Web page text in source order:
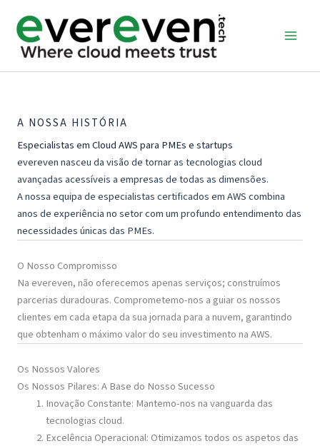
content
A NOSSA HISTÓRIA
Especialistas em Cloud AWS para PMEs e startups
evereven nasceu da visão de tornar as tecnologias cloud
avançadas acessíveis a empresas de todas as dimensões.
A nossa equipa de especialistas certificados em AWS combina
anos de experiência no setor com um profundo entendimento das
necessidades únicas das PMEs.
O Nosso Compromisso
Na evereven, não oferecemos apenas serviços; construímos
parcerias duradouras. Comprometemo-nos a guiar os nossos
clientes em cada etapa da sua jornada para a nuvem, garantindo
que obtenham o máximo valor do seu investimento na AWS.
Os Nossos Valores
Os Nossos Pilares: A Base do Nosso Sucesso
Inovação Constante: Mantemo-nos na vanguarda das
tecnologias cloud.
Excelência Operacional: Otimizamos todos os aspetos das